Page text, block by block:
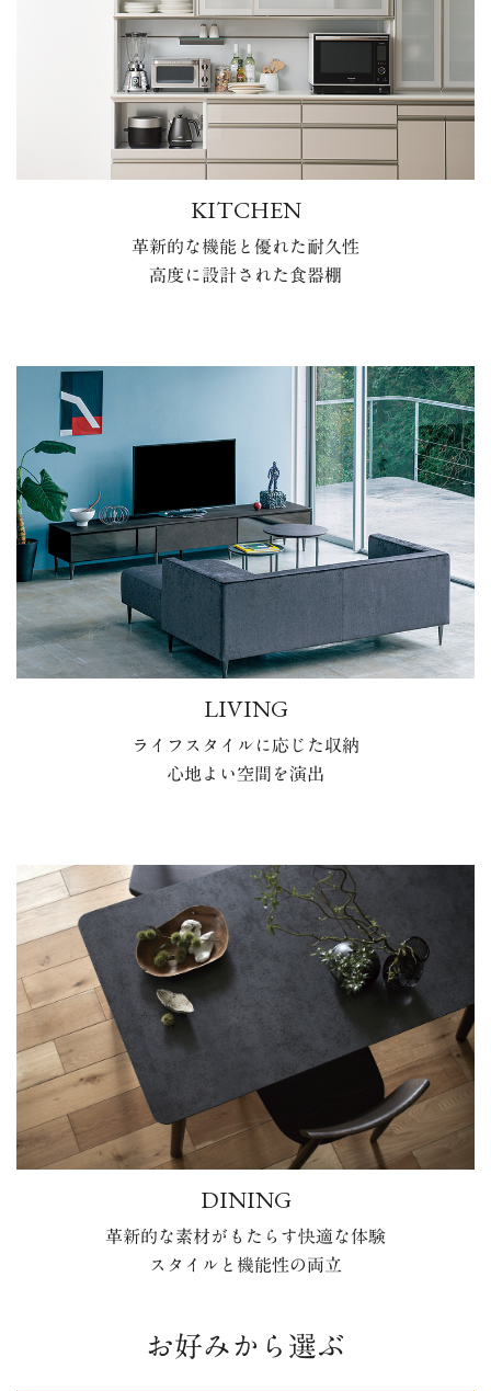
KITCHEN
革新的な機能と優れた耐久性
高度に設計された食器棚
LIVING
ライフスタイルに応じた収納
心地よい空間を演出
DINING
革新的な素材がもたらす快適な体験
スタイルと機能性の両立
お好みから選ぶ